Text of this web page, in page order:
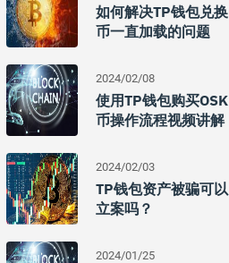
如何解决TP钱包兑换
币一直加载的问题
2024/02/08
使用TP钱包购买OSK
币操作流程视频讲解
2024/02/03
TP钱包资产被骗可以
立案吗？
2024/01/25